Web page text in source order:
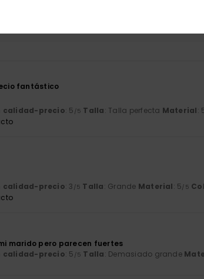
fantástico
calidad-precio: 5 /5 Talla: Talla perfecta Material:
calidad-precio: 3 /5 Talla: Grande Material: 5 /5
marido pero parecen fuertes
calidad-precio: 5 /5 Talla: Demasiado grande